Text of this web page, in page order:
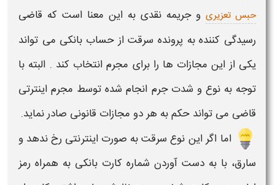
حبس تعزیری و جریمه نقدی به این معنا است که قاضی
رسیدگی کننده به پرونده سرقت از حساب بانکی می تواند
یکی از این مجازات ها را برای مجرم انتخاب کند . البته با
توجه به نوع و شدت جرم انجام شده توسط مجرم اینترتی
قاضی می تواند حکم به هر دو مجازات قانونی صادر نماید.
اما اگر این نوع سرقتبه صورت اینترنتی رخ ندهد و
سارق، با به دست آوردن شماره کارت بانکی به همراه رمز